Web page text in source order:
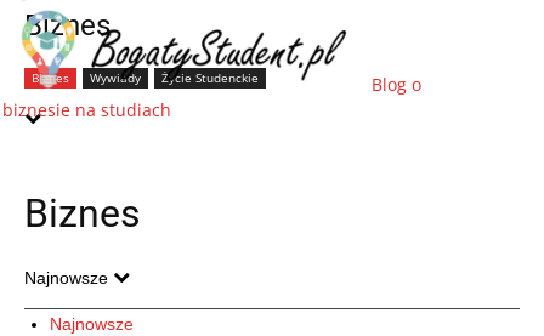
Blog o
biznesie na studiach
Biznes
Biznes Wywiady Życie Studenckie
Biznes
Najnowsze
Najnowsze